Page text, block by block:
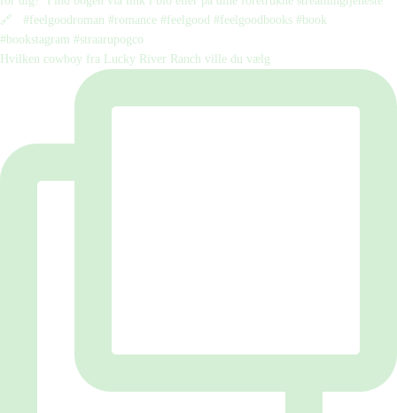
Hvilken cowboy fra Lucky River Ranch ville du vælg